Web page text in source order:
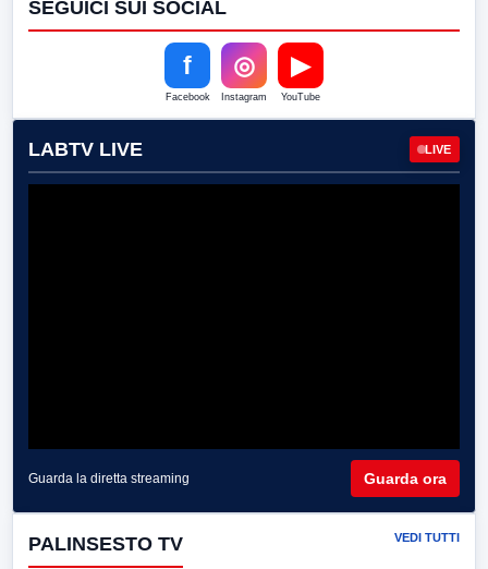
SEGUICI SUI SOCIAL
f
Facebook
◎
Instagram
▶
YouTube
LABTV LIVE LIVE
Guarda la diretta streaming Guarda ora
PALINSESTO TV VEDI TUTTI